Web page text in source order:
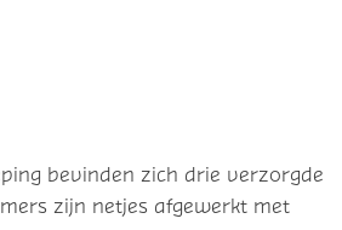
bevinden zich drie verzorgde
zijn netjes afgewerkt met